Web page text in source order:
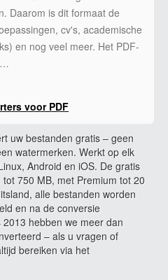
Daarom is dit formaat de
cv's, academische
en nog veel meer. Het PDF-
…
voor PDF
uw bestanden gratis – geen
watermerken. Werkt op elk
Android en iOS. De gratis
750 MB, met Premium tot 20
alle bestanden worden
en na de conversie
hebben we meer dan
– als u vragen of
bereiken via het